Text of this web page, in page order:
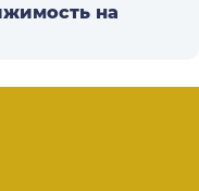
на